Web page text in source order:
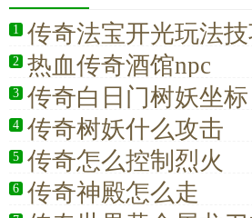
1 传奇法宝开光玩法
2 热血传奇酒馆npc
3 传奇白日门树妖坐标
4 传奇树妖什么攻击
5 传奇怎么控制烈火
6 传奇神殿怎么走